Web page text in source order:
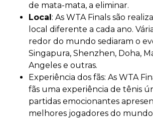
de mata-mata, a eliminar.
Local : As WTA Finals são
local diferente a cada ano.
redor do mundo sediaram o
Singapura, Shenzhen, Doha,
Angeles e outras.
Experiência dos fãs: As WTA
fãs uma experiência de tênis
partidas emocionantes
melhores jogadores do